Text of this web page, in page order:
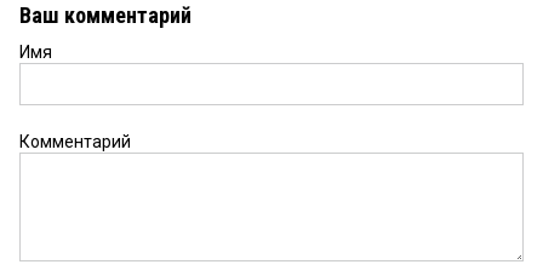
Ваш комментарий
Имя
Комментарий